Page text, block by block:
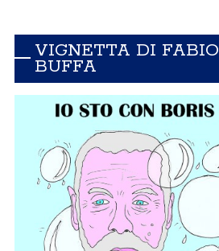
VIGNETTA DI FABIO
BUFFA